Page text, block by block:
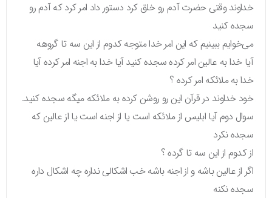
خداوند وقتی حضرت آدم رو خلق کرد دستور داد امر کرد که آدم رو
سجده کنید
می‌خوایم ببینیم که این امر خدا متوجه کدوم از این سه تا گروهه
آیا خدا به عالین امر کرده سجده کنید آیا خدا به اجنه امر کرده آیا
خدا به ملائکه امر کرده ؟
خود خداوند در قرآن این رو روشن کرده به ملائکه میگه سجده کنید.
سوال دوم آیا ابلیس از ملائکه است یا از اجنه است یا از عالین که
سجده نکرد
از کدوم از این سه تا گرده ؟
اگر از عالین باشه و از اجنه باشه خب اشکالی نداره چه اشکال داره
سجده نکنه